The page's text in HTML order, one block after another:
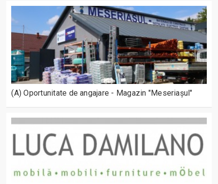
(A) Oportunitate de angajare - Magazin "Meseriașul"